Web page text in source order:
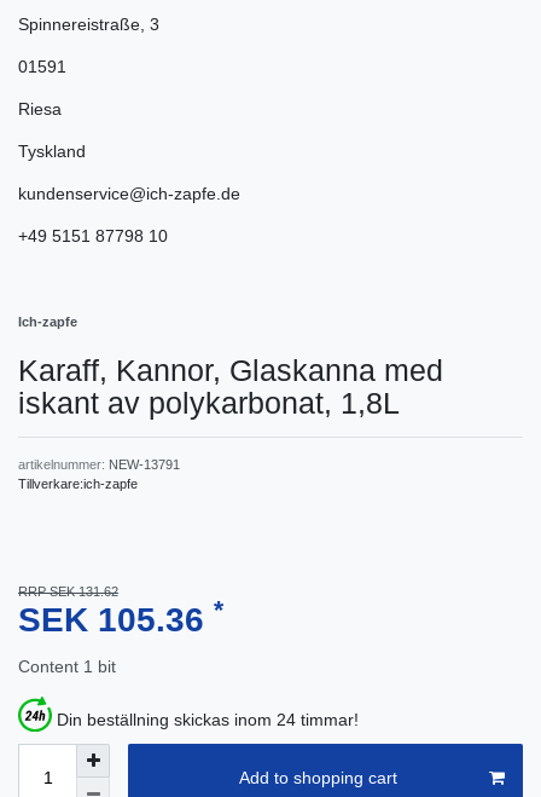
Spinnereistraße 3
01591
Riesa
Tyskland
kundenservice@ich-zapfe.de
+49 5151 87798 10
Ich-zapfe
Karaff, Kannor, Glaskanna med
iskant av polykarbonat, 1,8L
artikelnummer: NEW-13791
Tillverkare:ich-zapfe
RRP SEK 131.62
SEK 105.36 *
Content 1 bit
Din beställning skickas inom 24 timmar!
Add to shopping cart